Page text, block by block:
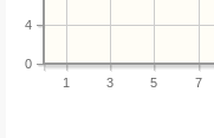
1 3 5 7
0
4